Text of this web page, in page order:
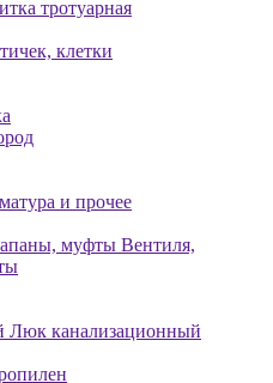
тротуарная
клетки
и прочее
Вентиля,
Люк канализационный